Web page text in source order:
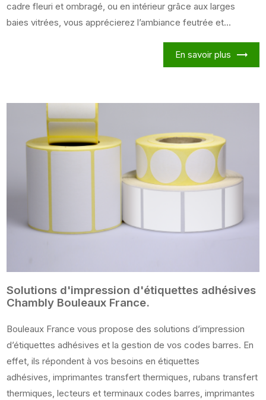
cadre fleuri et ombragé, ou en intérieur grâce aux larges
baies vitrées, vous apprécierez l’ambiance feutrée et...
En savoir plus
Solutions d'impression d'étiquettes adhésives
Chambly Bouleaux France.
Bouleaux France vous propose des solutions d’impression
d’étiquettes adhésives et la gestion de vos codes barres. En
effet, ils répondent à vos besoins en étiquettes
adhésives, imprimantes transfert thermiques, rubans transfert
thermiques, lecteurs et terminaux codes barres, imprimantes